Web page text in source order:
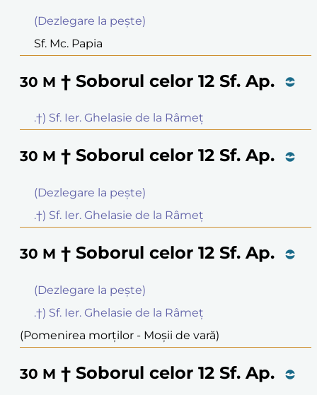
(Dezlegare la peşte)
Sf. Mc. Papia
30 M † Soborul celor 12 Sf. Ap.
.†) Sf. Ier. Ghelasie de la Râmeţ
30 M † Soborul celor 12 Sf. Ap.
(Dezlegare la peşte)
.†) Sf. Ier. Ghelasie de la Râmeţ
30 M † Soborul celor 12 Sf. Ap.
(Dezlegare la peşte)
.†) Sf. Ier. Ghelasie de la Râmeţ
(Pomenirea morților - Moșii de vară)
30 M † Soborul celor 12 Sf. Ap.